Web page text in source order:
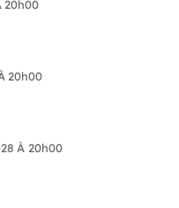
20h00
20h00
À 20h00